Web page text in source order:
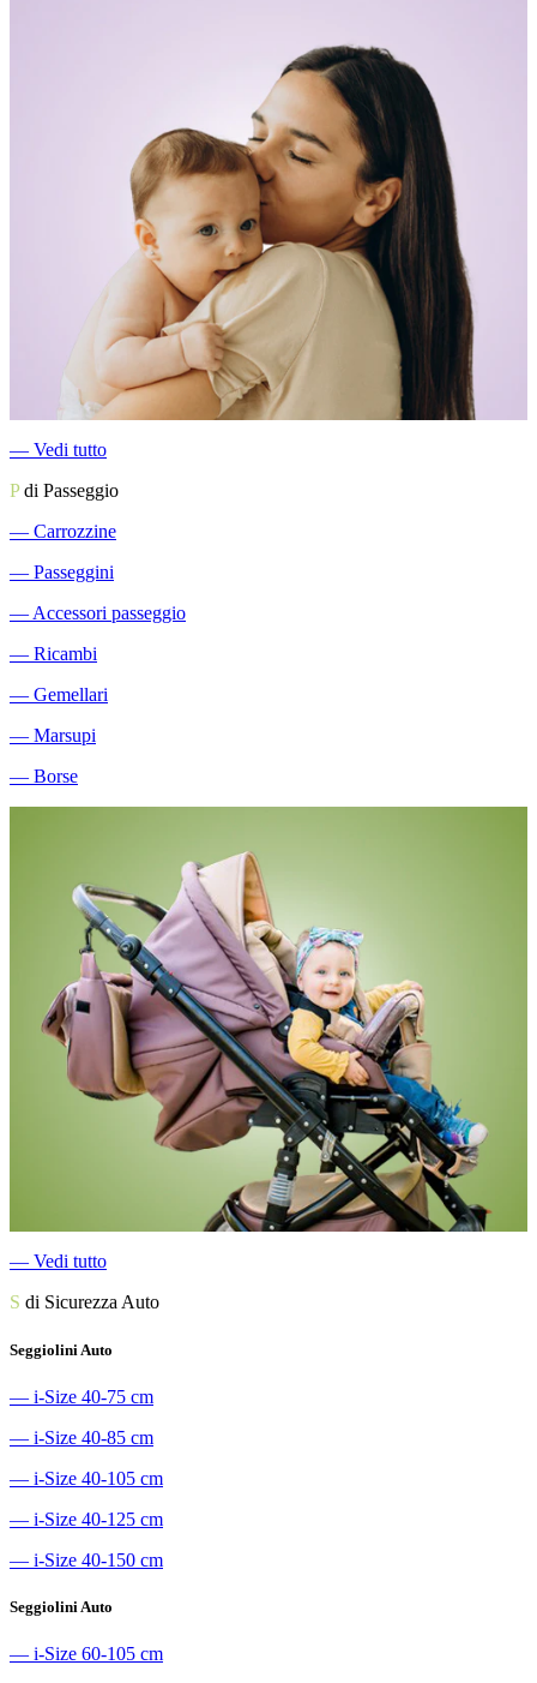
― Vedi tutto
Pdi Passeggio
― Carrozzine
― Passeggini
― Accessori passeggio
― Ricambi
― Gemellari
― Marsupi
― Borse
― Vedi tutto
S di Sicurezza Auto
Seggiolini Auto
― i-Size 40-75 cm
― i-Size 40-85 cm
― i-Size 40-105 cm
― i-Size 40-125 cm
― i-Size 40-150 cm
Seggiolini Auto
― i-Size 60-105 cm